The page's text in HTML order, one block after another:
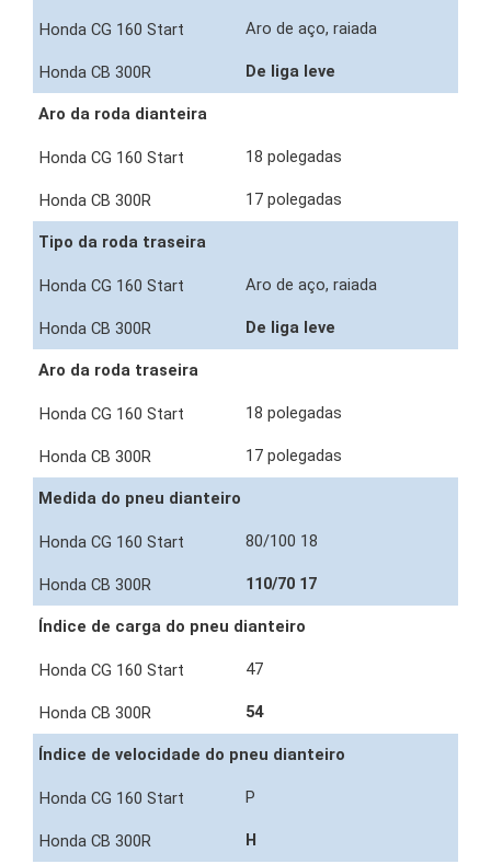
Aro de aço, raiada
De liga leve
Aro da roda dianteira
18 polegadas
17 polegadas
Tipo da roda traseira
Aro de aço, raiada
De liga leve
Aro da roda traseira
18 polegadas
17 polegadas
Medida do pneu dianteiro
80/100 18
110/70 17
Índice de carga do pneu dianteiro
47
54
Índice de velocidade do pneu dianteiro
P
H